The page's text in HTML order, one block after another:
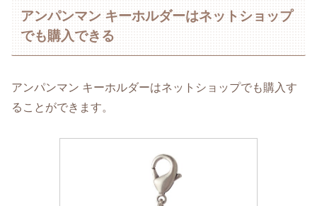
アンパンマン キーホルダーはネットショップ
でも購入できる
アンパンマン キーホルダーはネットショップでも購入す
ることができます。